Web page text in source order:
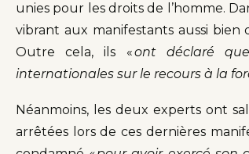
unies pour les droits de l’homme.
vibrant aux manifestants aussi bien
Outre cela, ils «ont déclaré
internationales sur le recours à la
Néanmoins, les deux experts ont
arrêtées lors de ces dernières